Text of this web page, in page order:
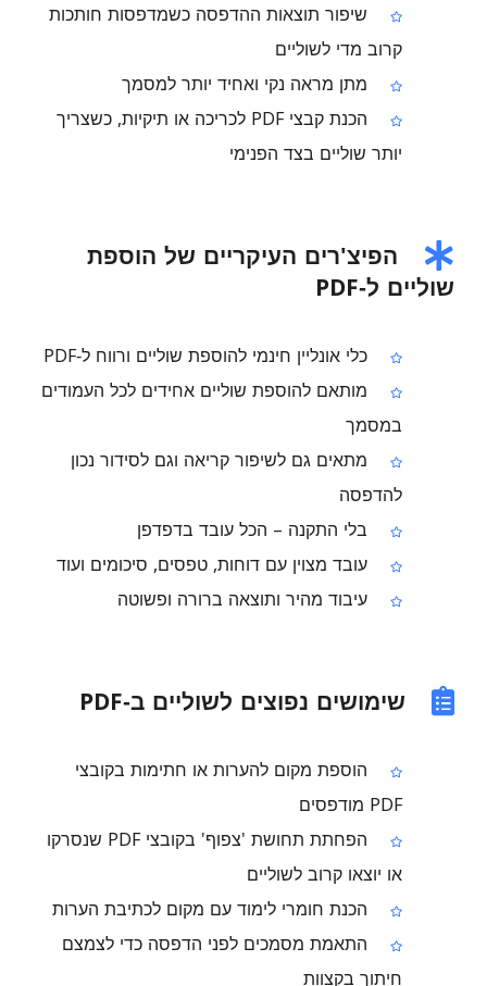
שיפור תוצאות ההדפסה כשמדפסות חותכות
קרוב מדי לשוליים
מתן מראה נקי ואחיד יותר למסמך
הכנת קבצי PDF לכריכה או תיקיות, כשצריך
יותר שוליים בצד הפנימי
הפיצ'רים העיקריים של הוספת
שוליים ל‑PDF
כלי אונליין חינמי להוספת שוליים ורווח ל‑PDF
מותאם להוספת שוליים אחידים לכל העמודים
במסמך
מתאים גם לשיפור קריאה וגם לסידור נכון
להדפסה
בלי התקנה – הכל עובד בדפדפן
עובד מצוין עם דוחות, טפסים, סיכומים ועוד
עיבוד מהיר ותוצאה ברורה ופשוטה
שימושים נפוצים לשוליים ב‑PDF
הוספת מקום להערות או חתימות בקובצי
PDF מודפסים
הפחתת תחושת 'צפוף' בקובצי PDF שנסרקו
או יוצאו קרוב לשוליים
הכנת חומרי לימוד עם מקום לכתיבת הערות
התאמת מסמכים לפני הדפסה כדי לצמצם
חיתוך בקצוות